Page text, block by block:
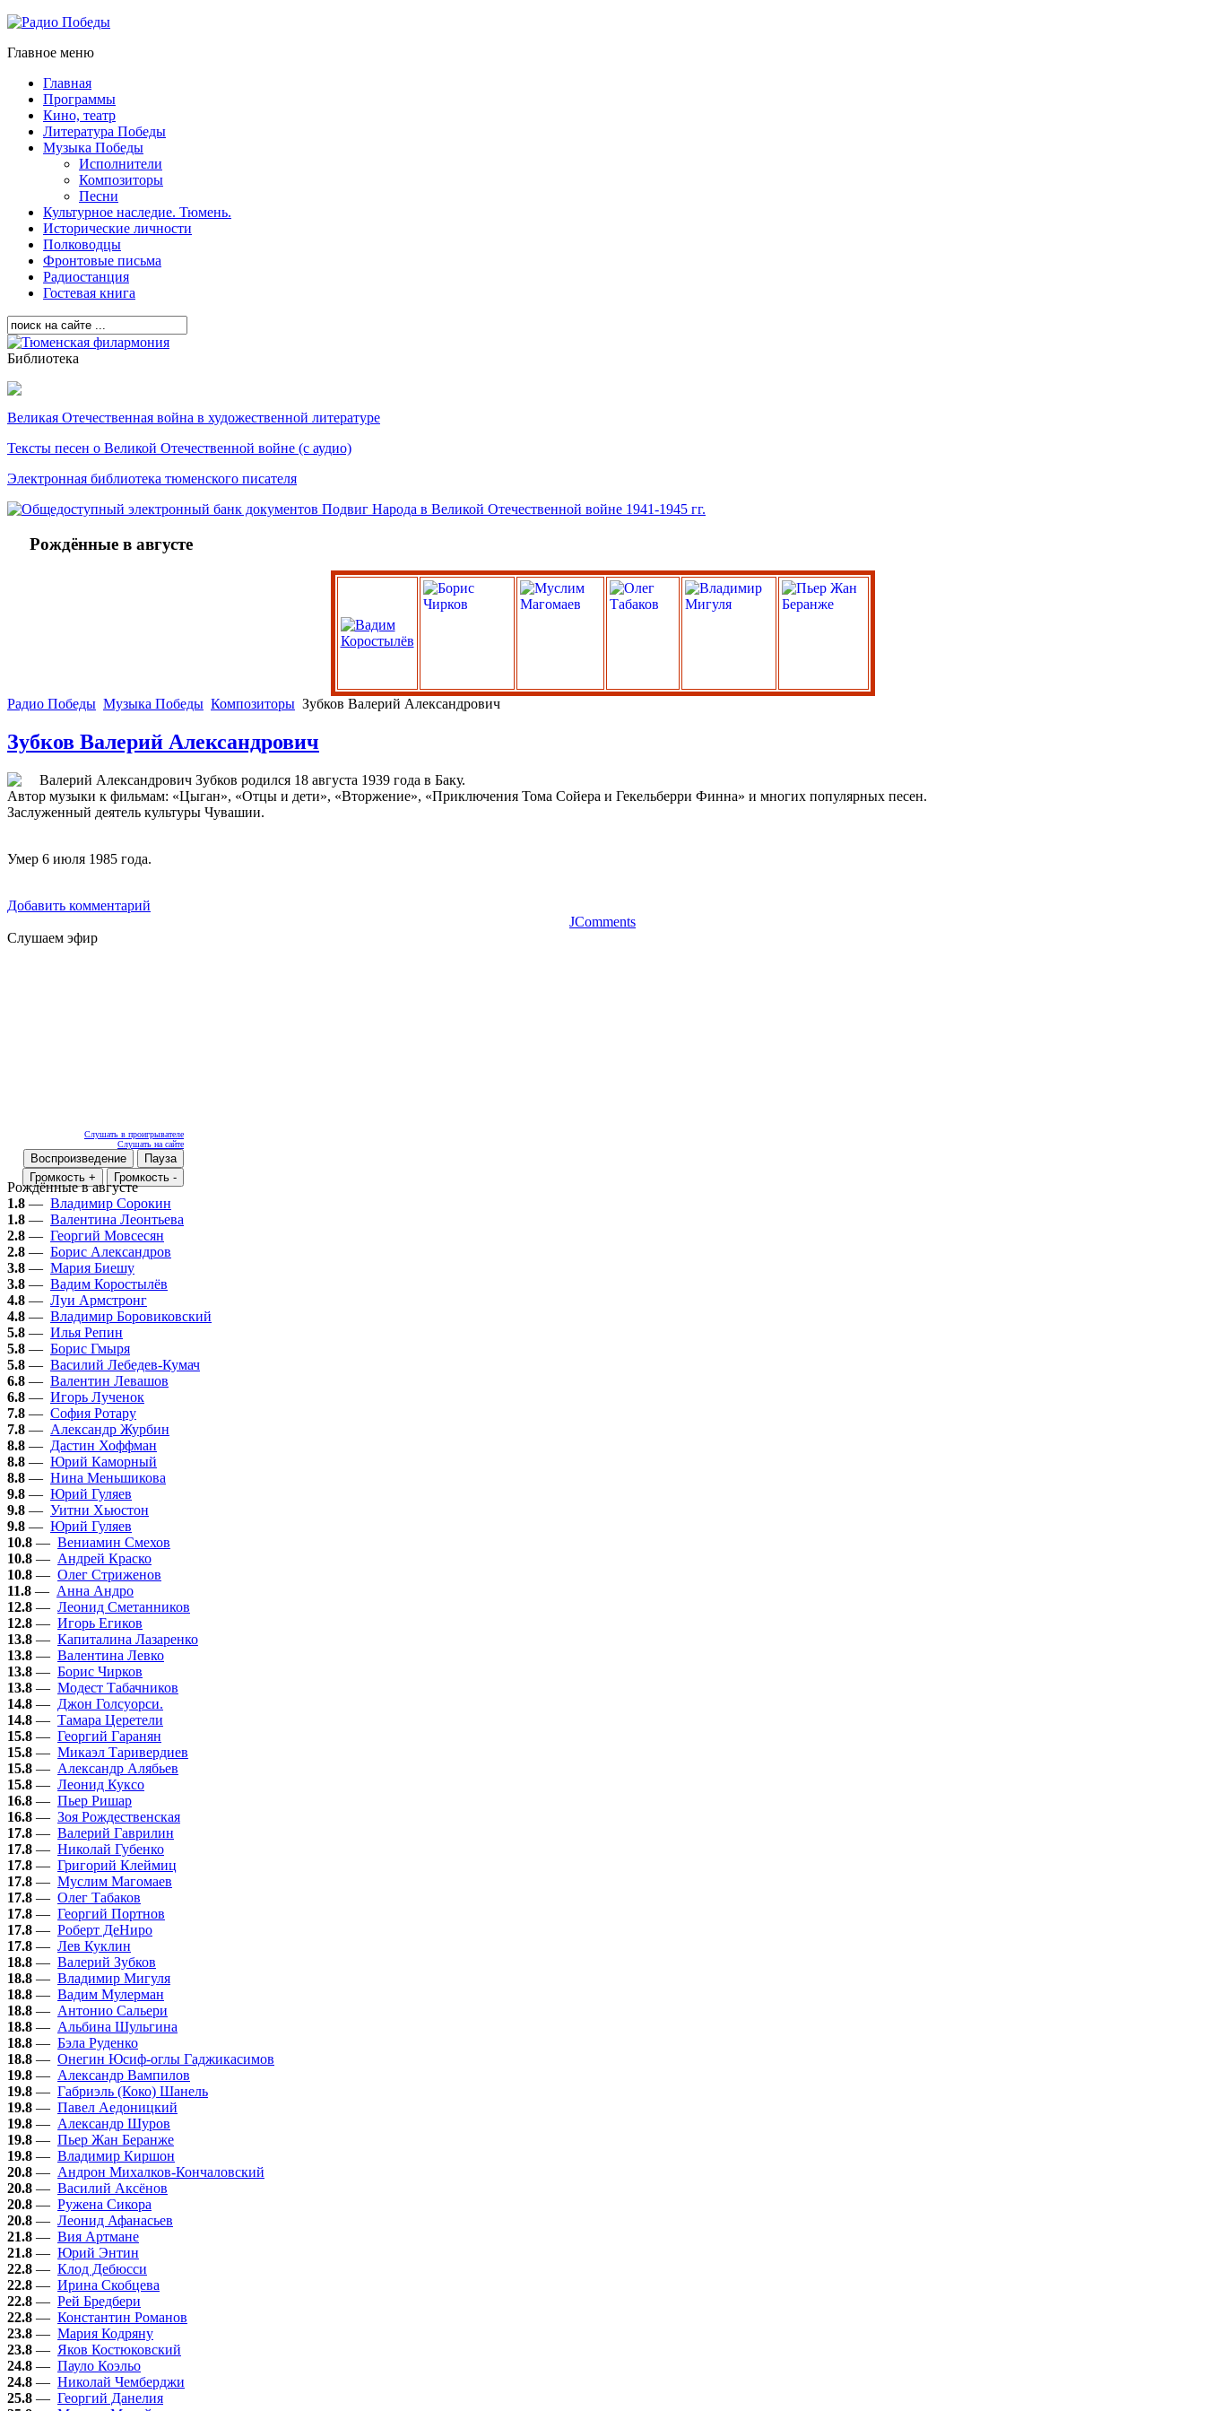
Главное меню
Главная
Программы
Кино, театр
Литература Победы
Музыка Победы
Исполнители
Композиторы
Песни
Культурное наследие. Тюмень.
Исторические личности
Полководцы
Фронтовые письма
Радиостанция
Гостевая книга
Библиотека
Великая Отечественная война в художественной литературе
Тексты песен о Великой Отечественной войне (с аудио)
Электронная библиотека тюменского писателя
Рождённые в августе
Радио Победы Музыка Победы Композиторы Зубков Валерий Александрович
Зубков Валерий Александрович
Валерий Александрович Зубков родился 18 августа 1939 года в Баку.
Автор музыки к фильмам: «Цыган», «Отцы и дети», «Вторжение», «Приключения Тома Сойера и Гекельберри Финна» и многих популярных песен.
Заслуженный деятель культуры Чувашии.
Умер 6 июля 1985 года.
Добавить комментарий
JComments
Слушаем эфир
Слушать в проигрывателе
Слушать на сайте
Воспроизведение
Пауза
Громкость +
Громкость -
Рождённые в августе
1.8 — Владимир Сорокин
1.8 — Валентина Леонтьева
2.8 — Георгий Мовсесян
2.8 — Борис Александров
3.8 — Мария Биешу
3.8 — Вадим Коростылёв
4.8 — Луи Армстронг
4.8 — Владимир Боровиковский
5.8 — Илья Репин
5.8 — Борис Гмыря
5.8 — Василий Лебедев-Кумач
6.8 — Валентин Левашов
6.8 — Игорь Лученок
7.8 — София Ротару
7.8 — Александр Журбин
8.8 — Дастин Хоффман
8.8 — Юрий Каморный
8.8 — Нина Меньшикова
9.8 — Юрий Гуляев
9.8 — Уитни Хьюстон
9.8 — Юрий Гуляев
10.8 — Вениамин Смехов
10.8 — Андрей Краско
10.8 — Олег Стриженов
11.8 — Анна Андро
12.8 — Леонид Сметанников
12.8 — Игорь Егиков
13.8 — Капиталина Лазаренко
13.8 — Валентина Левко
13.8 — Борис Чирков
13.8 — Модест Табачников
14.8 — Джон Голсуорси.
14.8 — Тамара Церетели
15.8 — Георгий Гаранян
15.8 — Микаэл Таривердиев
15.8 — Александр Алябьев
15.8 — Леонид Куксо
16.8 — Пьер Ришар
16.8 — Зоя Рождественская
17.8 — Валерий Гаврилин
17.8 — Николай Губенко
17.8 — Григорий Клеймиц
17.8 — Муслим Магомаев
17.8 — Олег Табаков
17.8 — Георгий Портнов
17.8 — Роберт ДеНиро
17.8 — Лев Куклин
18.8 — Валерий Зубков
18.8 — Владимир Мигуля
18.8 — Вадим Мулерман
18.8 — Антонио Сальери
18.8 — Альбина Шульгина
18.8 — Бэла Руденко
18.8 — Онегин Юсиф-оглы Гаджикасимов
19.8 — Александр Вампилов
19.8 — Габриэль (Коко) Шанель
19.8 — Павел Аедоницкий
19.8 — Александр Шуров
19.8 — Пьер Жан Беранже
19.8 — Владимир Киршон
20.8 — Андрон Михалков-Кончаловский
20.8 — Василий Аксёнов
20.8 — Ружена Сикора
20.8 — Леонид Афанасьев
21.8 — Вия Артмане
21.8 — Юрий Энтин
22.8 — Клод Дебюсси
22.8 — Ирина Скобцева
22.8 — Рей Бредбери
22.8 — Константин Романов
23.8 — Мария Кодряну
23.8 — Яков Костюковский
24.8 — Пауло Коэльо
24.8 — Николай Чемберджи
25.8 — Георгий Данелия